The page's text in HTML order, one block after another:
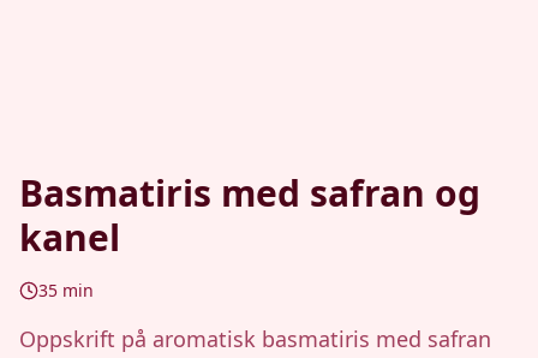
Basmatiris med safran og
kanel
35 min
Oppskrift på aromatisk basmatiris med safran